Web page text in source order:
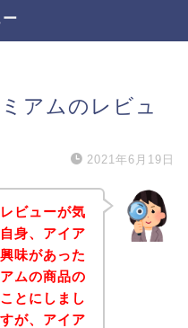
アムのレビュ
2021年6月19日
ビューが気
身、アイア
味があった
ムの商品の
とにしまし
が、アイア